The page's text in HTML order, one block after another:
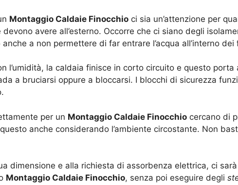
Montaggio Caldaie Finocchio ci sia un’attenzione per
avere all’esterno. Occorre che ci siano degli
a non permettere di far entrare l’acqua all’interno dei
l’umidità, la caldaia finisce in corto circuito e questo
a bruciarsi oppure a bloccarsi. I blocchi di sicurezza
per un Montaggio Caldaie Finocchio cercano di
anche considerando l’ambiente circostante. Non
dimensione e alla richiesta di assorbenza elettrica, ci
Montaggio Caldaie Finocchio, senza poi eseguire degli